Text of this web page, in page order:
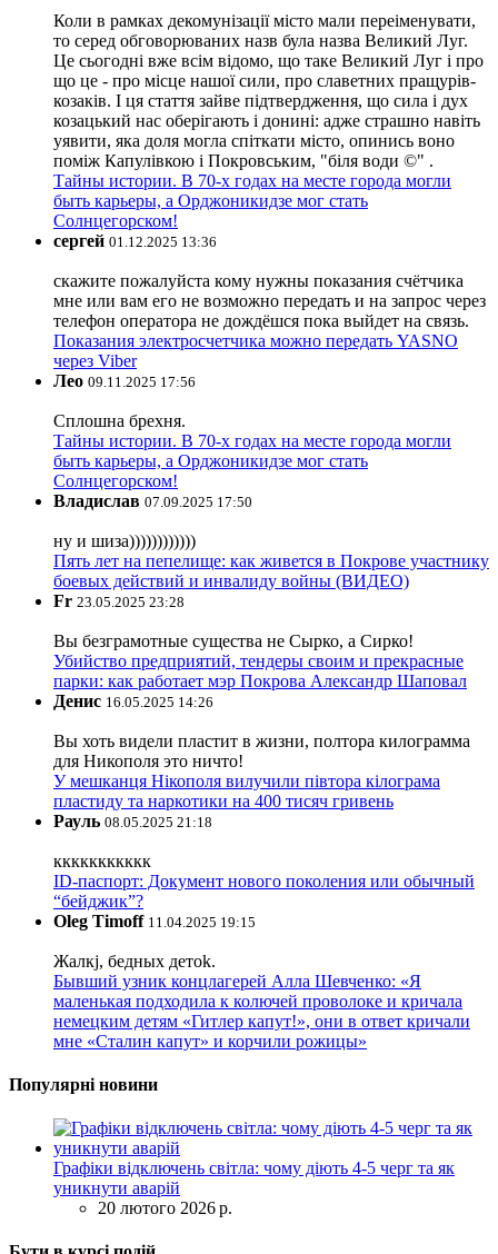
Коли в рамках декомунізації місто мали переіменувати,
то серед обговорюваних назв була назва Великий Луг.
Це сьогодні вже всім відомо, що таке Великий Луг і про
що це - про місце нашої сили, про славетних пращурів-
козаків. І ця стаття зайве підтвердження, що сила і дух
козацький нас оберігають і донині: адже страшно навіть
уявити, яка доля могла спіткати місто, опинись воно
поміж Капулівкою і Покровським, "біля води ©" .
Тайны истории. В 70-х годах на месте города могли
быть карьеры, а Орджоникидзе мог стать
Солнцегорском!
сергей 01.12.2025 13:36
скажите пожалуйста кому нужны показания счётчика
мне или вам его не возможно передать и на запрос через
телефон оператора не дождёшся пока выйдет на связь.
Показания электросчетчика можно передать YASNO
через Viber
Лео 09.11.2025 17:56
Сплошна брехня.
Тайны истории. В 70-х годах на месте города могли
быть карьеры, а Орджоникидзе мог стать
Солнцегорском!
Владислав 07.09.2025 17:50
ну и шиза))))))))))))
Пять лет на пепелище: как живется в Покрове участнику
боевых действий и инвалиду войны (ВИДЕО)
Fr 23.05.2025 23:28
Вы безграмотные существа не Сырко, а Сирко!
Убийство предприятий, тендеры своим и прекрасные
парки: как работает мэр Покрова Александр Шаповал
Денис 16.05.2025 14:26
Вы хоть видели пластит в жизни, полтора килограмма
для Никополя это ничто!
У мешканця Нікополя вилучили півтора кілограма
пластиду та наркотики на 400 тисяч гривень
Рауль 08.05.2025 21:18
ккккккккккк
ID-паспорт: Документ нового поколения или обычный
“бейджик”?
Oleg Timoff 11.04.2025 19:15
Жалкj, бедных детok.
Бывший узник концлагерей Алла Шевченко: «Я
маленькая подходила к колючей проволоке и кричала
немецким детям «Гитлер капут!», они в ответ кричали
мне «Сталин капут» и корчили рожицы»
Популярні новини
Графіки відключень світла: чому діють 4-5 черг та як
уникнути аварій
20 лютого 2026 р.